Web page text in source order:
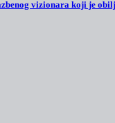
vizionara koji je